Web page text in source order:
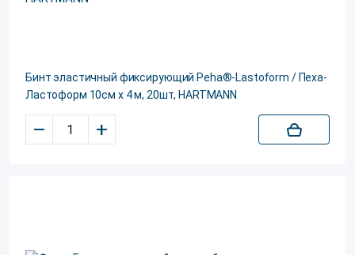
Бинт эластичный фиксирующий Peha®-Lastoform / Пеха-
Ластоформ 10см х 4 м, 20шт, HARTMANN
– +